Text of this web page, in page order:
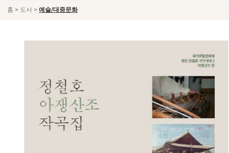
홈 > 도서 > 예술/대중문화